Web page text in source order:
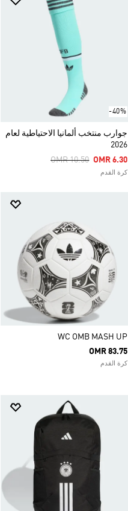
-40%
جوارب منتخب ألمانيا الاحتياطية لعام
2026
Price Reduced From
OMR 10.50ToOMR 6.30
كرة القدم
WC OMB MASH UP
OMR 83.75
كرة القدم